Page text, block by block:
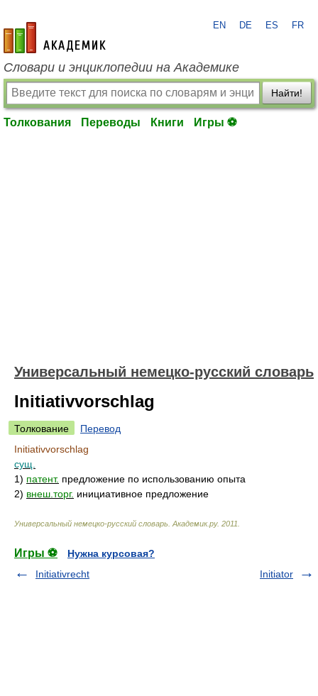
academic.ru
EN DE ES FR
Словари и энциклопедии на Академике
Найти!
Толкования Переводы Книги Игры ⚽
Универсальный немецко-русский словарь
Initiativvorschlag
Толкование
Перевод
Initiativvorschlag
сущ.
1) патент. предложение по использованию опыта
2) внеш.торг. инициативное предложение
Универсальный немецко-русский словарь Академик.ру. 2011
Игры ⚽
Нужна курсовая?
Initiativrecht
Initiator